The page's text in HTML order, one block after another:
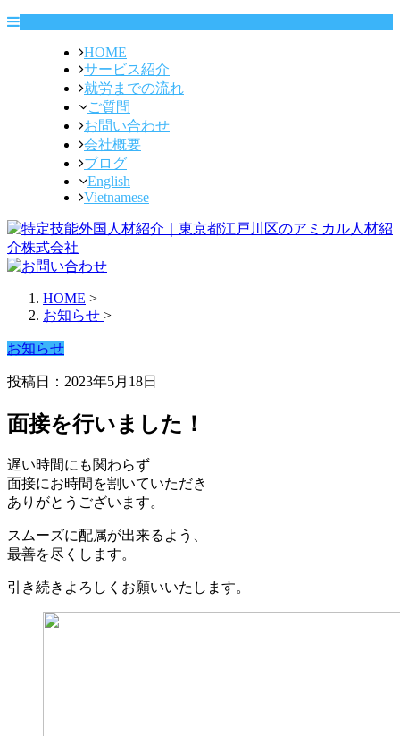
HOME
サービス紹介
就労までの流れ
ご質問
お問い合わせ
会社概要
ブログ
English
Vietnamese
HOME >
お知らせ >
お知らせ
投稿日：2023年5月18日
面接を行いました！
遅い時間にも関わらず
面接にお時間を割いていただき
ありがとうございます。
スムーズに配属が出来るよう、
最善を尽くします。
引き続きよろしくお願いいたします。